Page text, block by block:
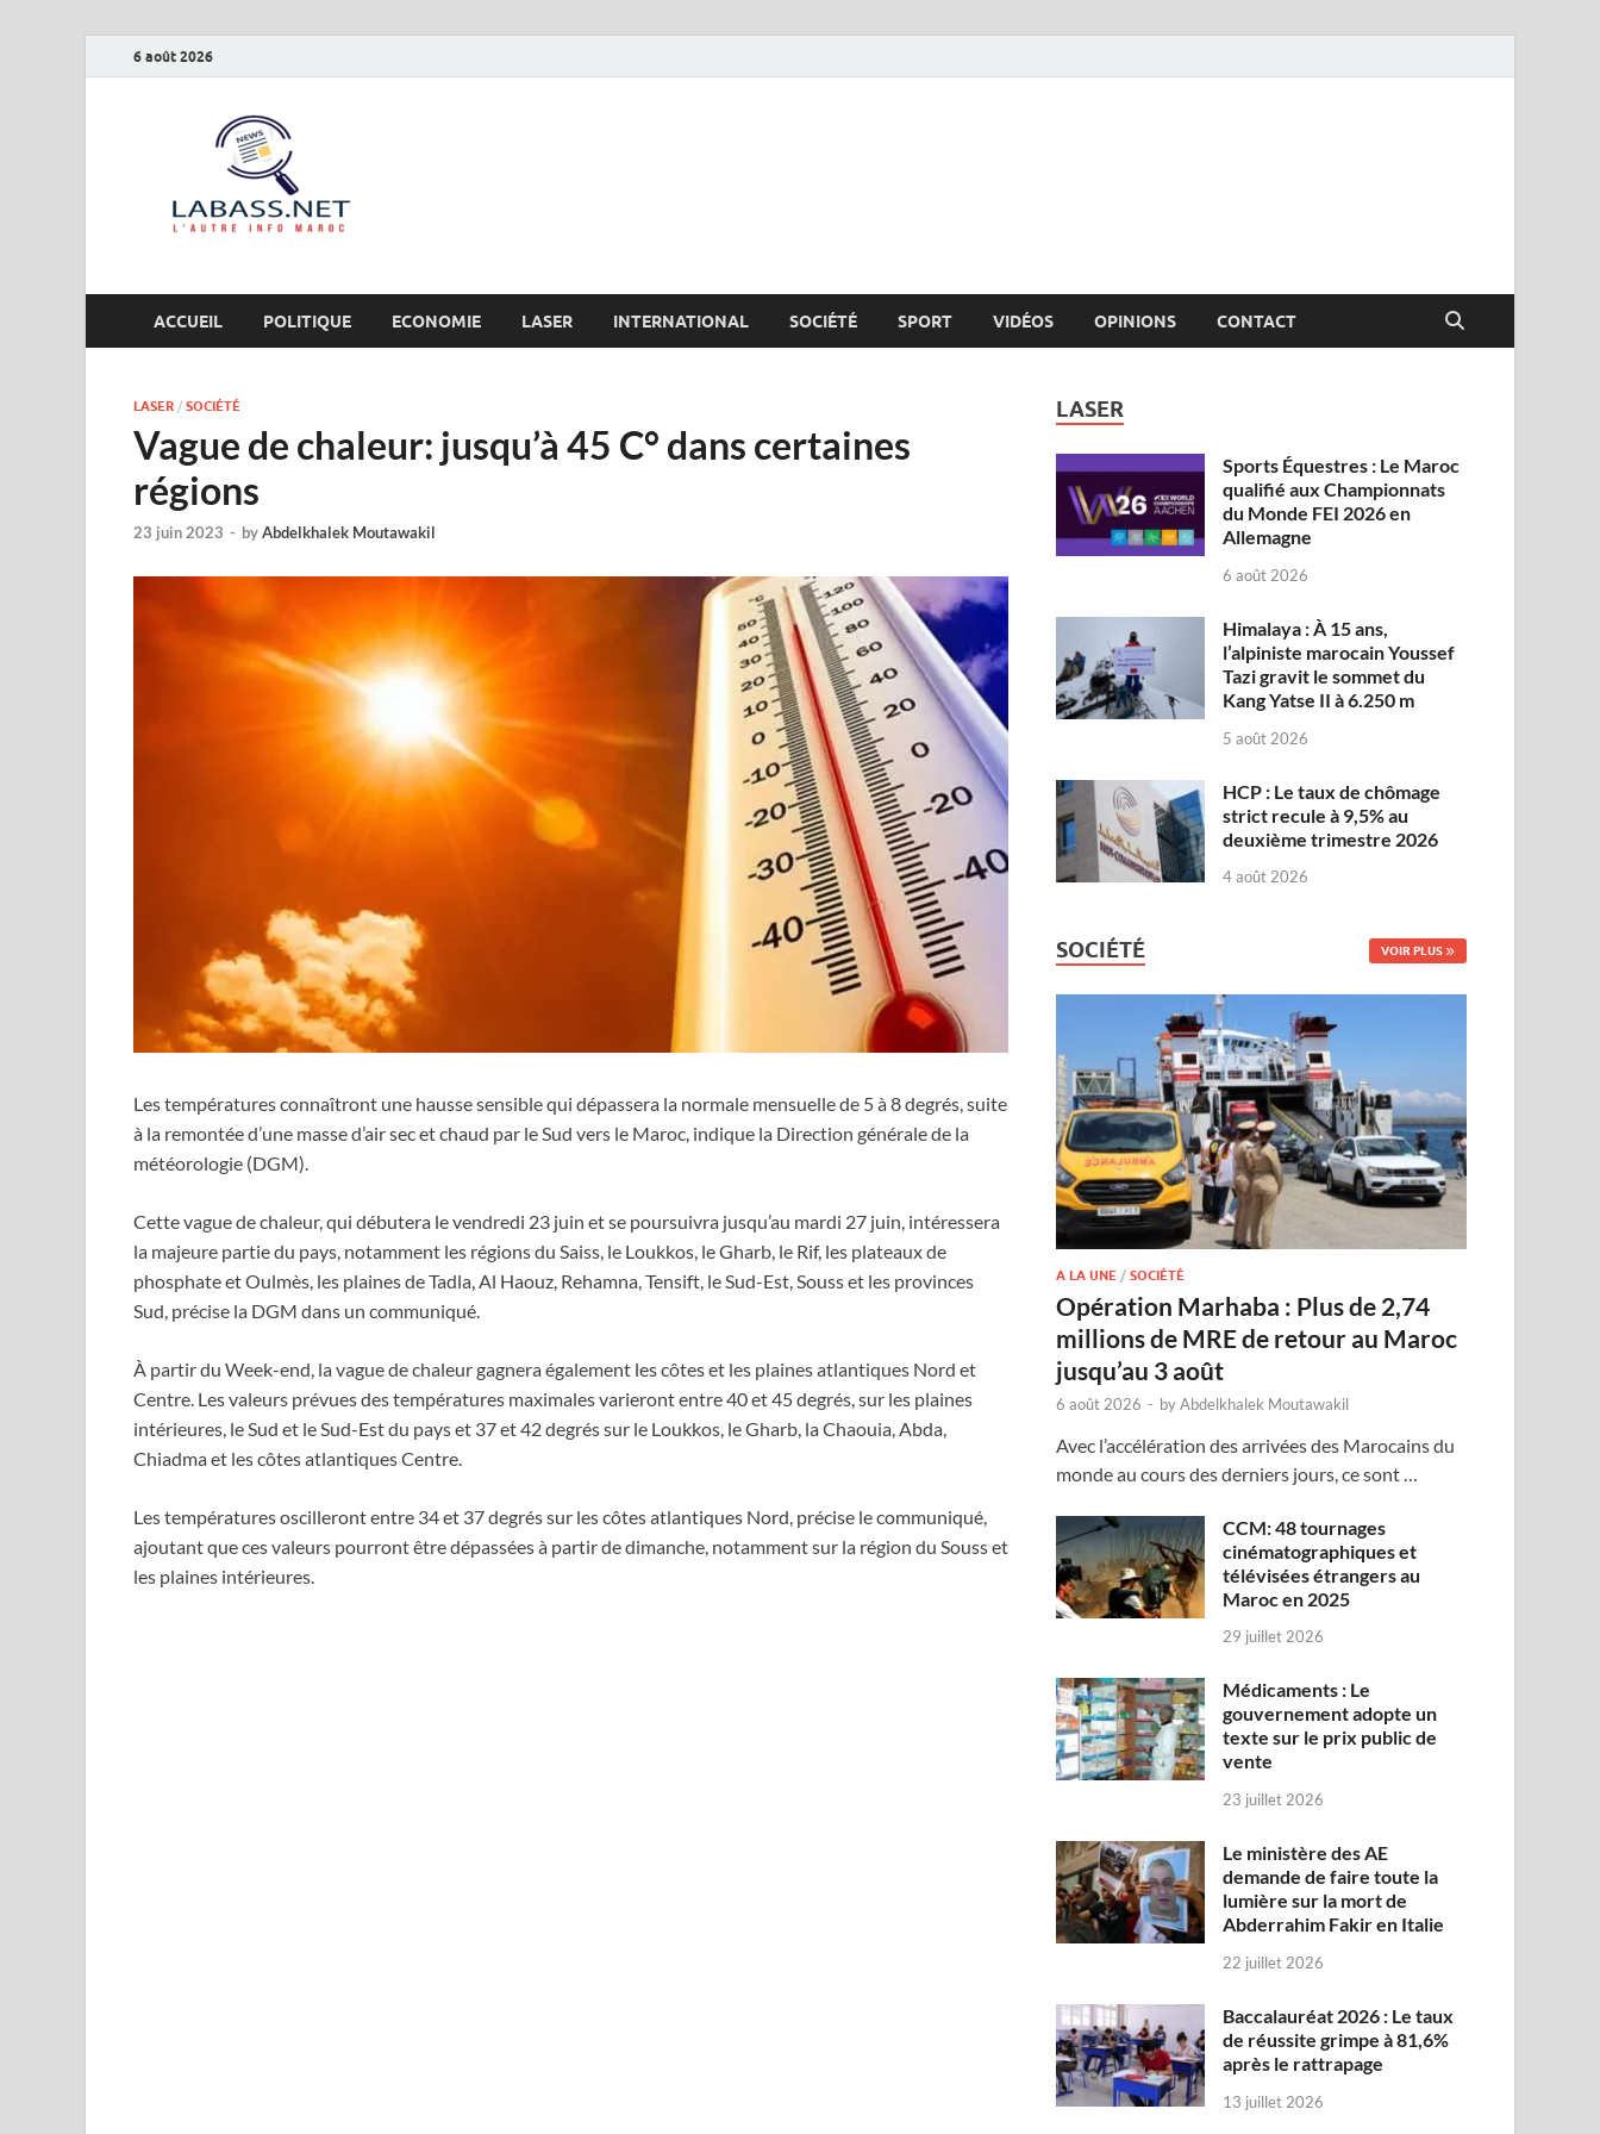
6 août 2026
ACCUEIL POLITIQUE ECONOMIE LASER INTERNATIONAL SOCIÉTÉ SPORT VIDÉOS OPINIONS CONTACT
LASER / SOCIÉTÉ
Vague de chaleur: jusqu’à 45 C° dans certaines
régions
23 juin 2023 - byAbdelkhalek Moutawakil
Les températures connaîtront une hausse sensible qui dépassera la normale mensuelle de 5 à 8 degrés, suite
à la remontée d’une masse d’air sec et chaud par le Sud vers le Maroc, indique la Direction générale de la
météorologie (DGM).
Cette vague de chaleur, qui débutera le vendredi 23 juin et se poursuivra jusqu’au mardi 27 juin, intéressera
la majeure partie du pays, notamment les régions du Saiss, le Loukkos, le Gharb, le Rif, les plateaux de
phosphate et Oulmès, les plaines de Tadla, Al Haouz, Rehamna, Tensift, le Sud-Est, Souss et les provinces
Sud, précise la DGM dans un communiqué.
À partir du Week-end, la vague de chaleur gagnera également les côtes et les plaines atlantiques Nord et
Centre. Les valeurs prévues des températures maximales varieront entre 40 et 45 degrés, sur les plaines
intérieures, le Sud et le Sud-Est du pays et 37 et 42 degrés sur le Loukkos, le Gharb, la Chaouia, Abda,
Chiadma et les côtes atlantiques Centre.
Les températures oscilleront entre 34 et 37 degrés sur les côtes atlantiques Nord, précise le communiqué,
ajoutant que ces valeurs pourront être dépassées à partir de dimanche, notamment sur la région du Souss et
les plaines intérieures.
LASER
Sports Équestres : Le Maroc
qualifié aux Championnats
du Monde FEI 2026 en
Allemagne
6 août 2026
Himalaya : À 15 ans,
l’alpiniste marocain Youssef
Tazi gravit le sommet du
Kang Yatse II à 6.250 m
5 août 2026
HCP : Le taux de chômage
strict recule à 9,5% au
deuxième trimestre 2026
4 août 2026
SOCIÉTÉ VOIR PLUS
A LA UNE /SOCIÉTÉ
Opération Marhaba : Plus de 2,74
millions de MRE de retour au Maroc
jusqu’au 3 août
6 août 2026 - byAbdelkhalek Moutawakil
Avec l’accélération des arrivées des Marocains du
monde au cours des derniers jours, ce sont …
CCM: 48 tournages
cinématographiques et
télévisées étrangers au
Maroc en 2025
29 juillet 2026
Médicaments : Le
gouvernement adopte un
texte sur le prix public de
vente
23 juillet 2026
Le ministère des AE
demande de faire toute la
lumière sur la mort de
Abderrahim Fakir en Italie
22 juillet 2026
Baccalauréat 2026 : Le taux
de réussite grimpe à 81,6%
après le rattrapage
13 juillet 2026